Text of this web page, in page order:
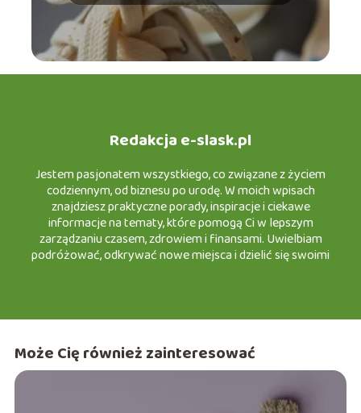
Redakcja e-slask.pl
Jestem pasjonatem wszystkiego, co związane z życiem
codziennym, od biznesu po urodę. W moich wpisach
znajdziesz praktyczne porady, inspiracje i ciekawe
informacje na tematy, które pomogą Ci w lepszym
zarządzaniu czasem, zdrowiem i finansami. Uwielbiam
podróżować, odkrywać nowe miejsca i dzielić się swoimi
coś dla siebie!
Może Cię również zainteresować